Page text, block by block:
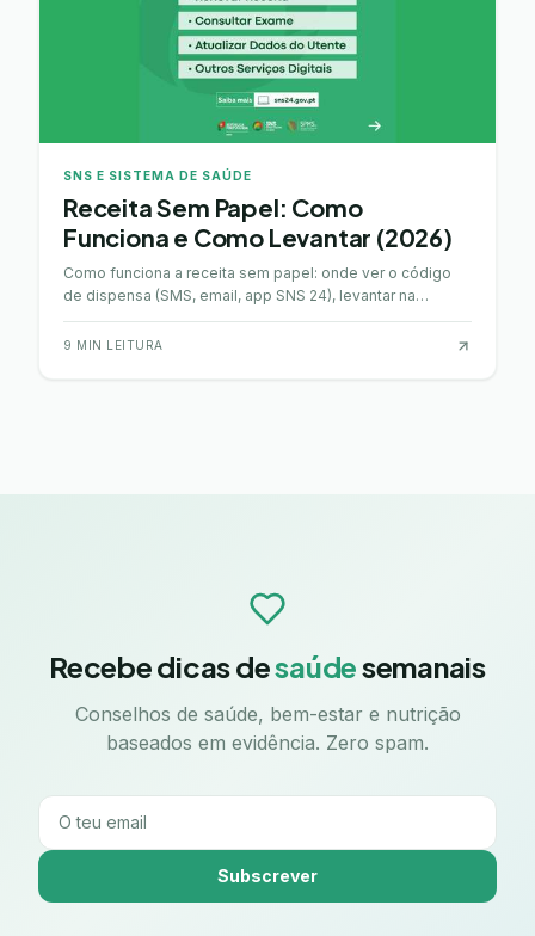
SNS E SISTEMA DE SAÚDE
Receita Sem Papel: Como
Funciona e Como Levantar (2026)
Como funciona a receita sem papel: onde ver o código
de dispensa (SMS, email, app SNS 24), levantar na
farmácia, validade e renovação online. Passo a passo.
9 MIN LEITURA
Recebe dicas desaúdesemanais
Conselhos de saúde, bem-estar e nutrição
baseados em evidência. Zero spam.
Subscrever